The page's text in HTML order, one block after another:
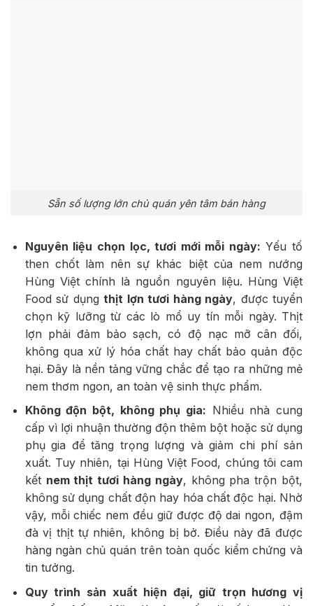
Sẵn số lượng lớn chủ quán yên tâm bán hàng
Nguyên liệu chọn lọc, tươi mới mỗi ngày: Yếu tố
then chốt làm nên sự khác biệt của nem nướng
Hùng Việt chính là nguồn nguyên liệu. Hùng Việt
Food sử dụngthịt lợn tươi hàng ngày, được tuyển
chọn kỹ lưỡng từ các lò mổ uy tín mỗi ngày. Thịt
lợn phải đảm bảo sạch, có độ nạc mỡ cân đối,
không qua xử lý hóa chất hay chất bảo quản độc
hại. Đây là nền tảng vững chắc để tạo ra những mẻ
nem thơm ngon, an toàn vệ sinh thực phẩm.
Không độn bột, không phụ gia: Nhiều nhà cung
cấp vì lợi nhuận thường độn thêm bột hoặc sử dụng
phụ gia để tăng trọng lượng và giảm chi phí sản
xuất. Tuy nhiên, tại Hùng Việt Food, chúng tôi cam
kết nem thịt tươi hàng ngày, không pha trộn bột,
không sử dụng chất độn hay hóa chất độc hại. Nhờ
vậy, mỗi chiếc nem đều giữ được độ dai ngon, đậm
đà vị thịt tự nhiên, không bị bở. Điều này đã được
hàng ngàn chủ quán trên toàn quốc kiểm chứng và
tin tưởng.
Quy trình sản xuất hiện đại, giữ trọn hương vị